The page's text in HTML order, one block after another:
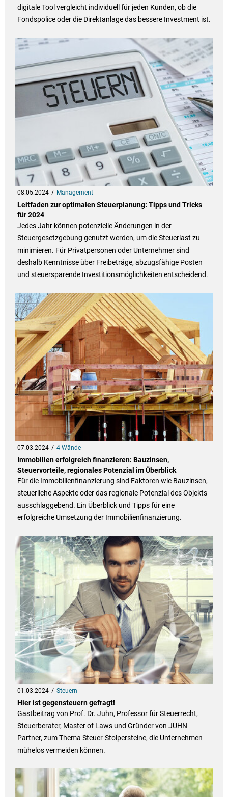
digitale Tool vergleicht individuell für jeden Kunden, ob die
Fondspolice oder die Direktanlage das bessere Investment ist.
08.05.2024 Management
Leitfaden zur optimalen Steuerplanung: Tipps und Tricks
für 2024
Jedes Jahr können potenzielle Änderungen in der
Steuergesetzgebung genutzt werden, um die Steuerlast zu
minimieren. Für Privatpersonen oder Unternehmer sind
deshalb Kenntnisse über Freibeträge, abzugsfähige Posten
und steuersparende Investitionsmöglichkeiten entscheidend.
07.03.2024 4 Wände
Immobilien erfolgreich finanzieren: Bauzinsen,
Steuervorteile, regionales Potenzial im Überblick
Für die Immobilienfinanzierung sind Faktoren wie Bauzinsen,
steuerliche Aspekte oder das regionale Potenzial des Objekts
ausschlaggebend. Ein Überblick und Tipps für eine
erfolgreiche Umsetzung der Immobilienfinanzierung.
01.03.2024 Steuern
Hier ist gegensteuern gefragt!
Gastbeitrag von Prof. Dr. Juhn, Professor für Steuerrecht,
Steuerberater, Master of Laws und Gründer von JUHN
Partner, zum Thema Steuer-Stolpersteine, die Unternehmen
mühelos vermeiden können.